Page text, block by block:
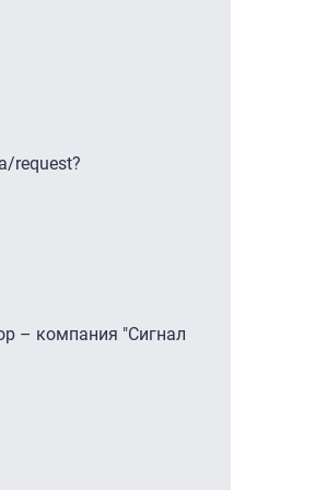
request?
– компания "Сигнал